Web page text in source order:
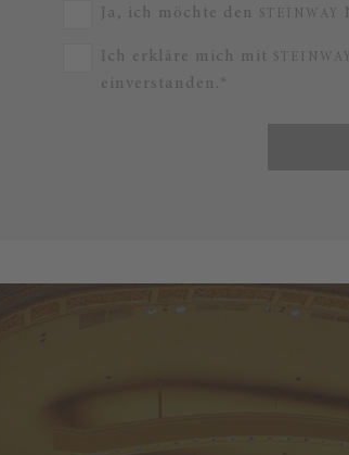
Ja, ich möchte den STEINWAY
Ich erkläre mich mit
einverstanden.*